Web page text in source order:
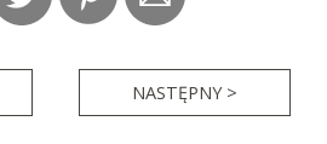
NASTĘPNY >